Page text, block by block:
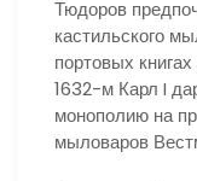
Тюдоров
кастильского
портовых
1632-м Карл I
монополию на
мыловаров